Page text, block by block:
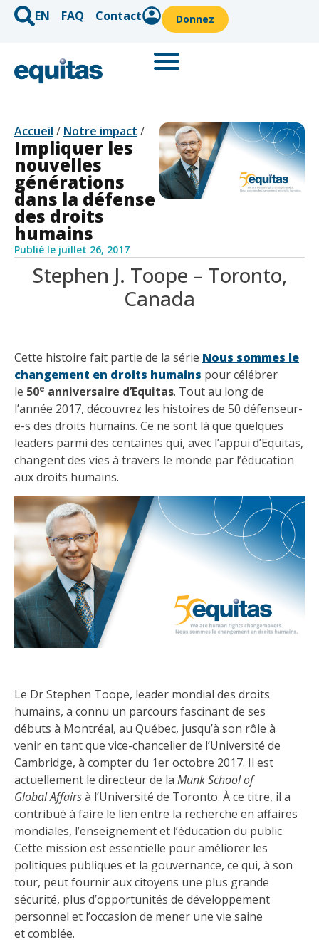
EN FAQ Contact Donnez
Accueil / Notre impact /
Impliquer les
nouvelles
générations
dans la défense
des droits
humains
Publié le juillet 26, 2017
Stephen J. Toope – Toronto,
Canada
Cette histoire fait partie de la série Nous sommes le
changement en droits humains pour célébrer
le 50e anniversaire d’Equitas. Tout au long de
l’année 2017, découvrez les histoires de 50 défenseur-
e-s des droits humains. Ce ne sont là que quelques
leaders parmi des centaines qui, avec l’appui d’Equitas,
changent des vies à travers le monde par l’éducation
aux droits humains.
Le Dr Stephen Toope, leader mondial des droits
humains, a connu un parcours fascinant de ses
débuts à Montréal, au Québec, jusqu’à son rôle à
venir en tant que vice-chancelier de l’Université de
Cambridge, à compter du 1eroctobre 2017. Il est
actuellement le directeur de la MunkSchoolof
GlobalAffairsà l’Université de Toronto. À ce titre, il a
contribué à faire le lien entre la recherche en affaires
mondiales, l’enseignement et l’éducation du public.
Cette mission est essentielle pour améliorer les
politiques publiques et la gouvernance, ce qui, à son
tour, peut fournir aux citoyens une plus grande
sécurité, plus d’opportunités de développement
personnel et l’occasion de mener une vie saine
et comblée.